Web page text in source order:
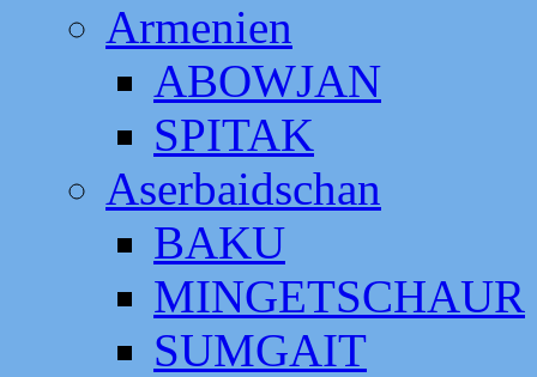
Armenien
ABOWJAN
SPITAK
Aserbaidschan
BAKU
MINGETSCHAUR
SUMGAIT